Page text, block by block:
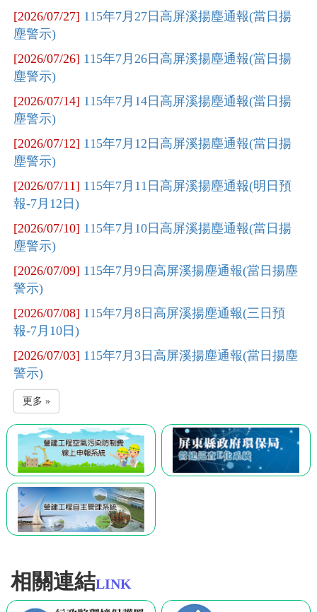
[2026/07/27] 115年7月27日高屏溪揚塵通報(當日揚
塵警示)
[2026/07/26] 115年7月26日高屏溪揚塵通報(當日揚
塵警示)
[2026/07/14] 115年7月14日高屏溪揚塵通報(當日揚
塵警示)
[2026/07/12] 115年7月12日高屏溪揚塵通報(當日揚
塵警示)
[2026/07/11] 115年7月11日高屏溪揚塵通報(明日預
報-7月12日)
[2026/07/10] 115年7月10日高屏溪揚塵通報(當日揚
塵警示)
[2026/07/09] 115年7月9日高屏溪揚塵通報(當日揚塵
警示)
[2026/07/08] 115年7月8日高屏溪揚塵通報(三日預
報-7月10日)
[2026/07/03] 115年7月3日高屏溪揚塵通報(當日揚塵
警示)
更多 »
相關連結LINK